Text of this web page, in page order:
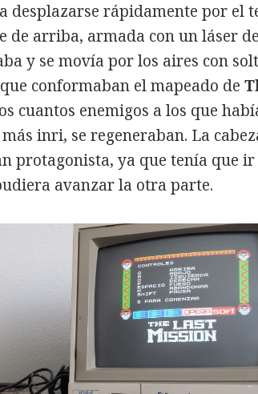
desplazarse rápidamente por el
de arriba, armada con un láser
y se movía por los aires con
conformaban el mapeado de
cuantos enemigos a los que
inri, se regeneraban. La
protagonista, ya que tenía que
avanzar la otra parte.